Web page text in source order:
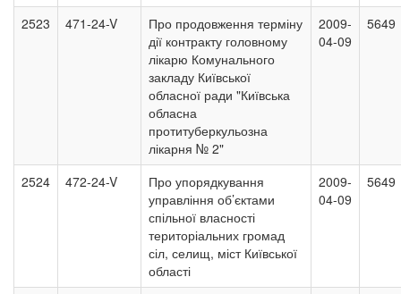
2523 471-24-V
Про продовження терміну
дії контракту головному
лікарю Комунального
закладу Київської
обласної ради "Київська
обласна
протитуберкульозна
лікарня № 2"
2009-
04-09
5649
2524 472-24-V
Про упорядкування
управління об’єктами
спільної власності
територіальних громад
сіл, селищ, міст Київської
області
2009-
04-09
5649